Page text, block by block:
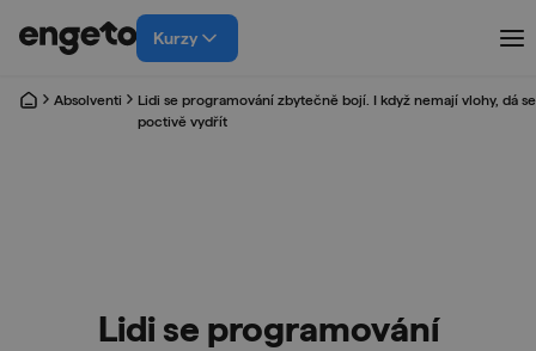
Kurzy
Absolventi
Lidi se programování zbytečně bojí. I když nemají vlohy, dá
poctivě vydřít
Lidi se programování